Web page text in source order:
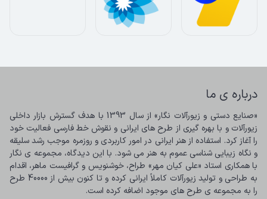
درباره ی ما
را به مجموعه ی طرح های موجود اضافه کرده است.